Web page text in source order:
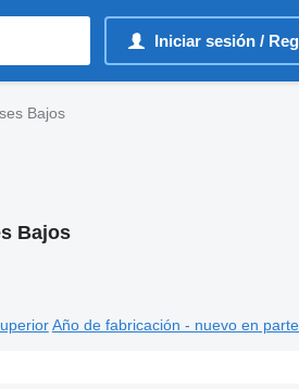
Iniciar sesión /
Bajos
Bajos
Año de fabricación - nuevo en